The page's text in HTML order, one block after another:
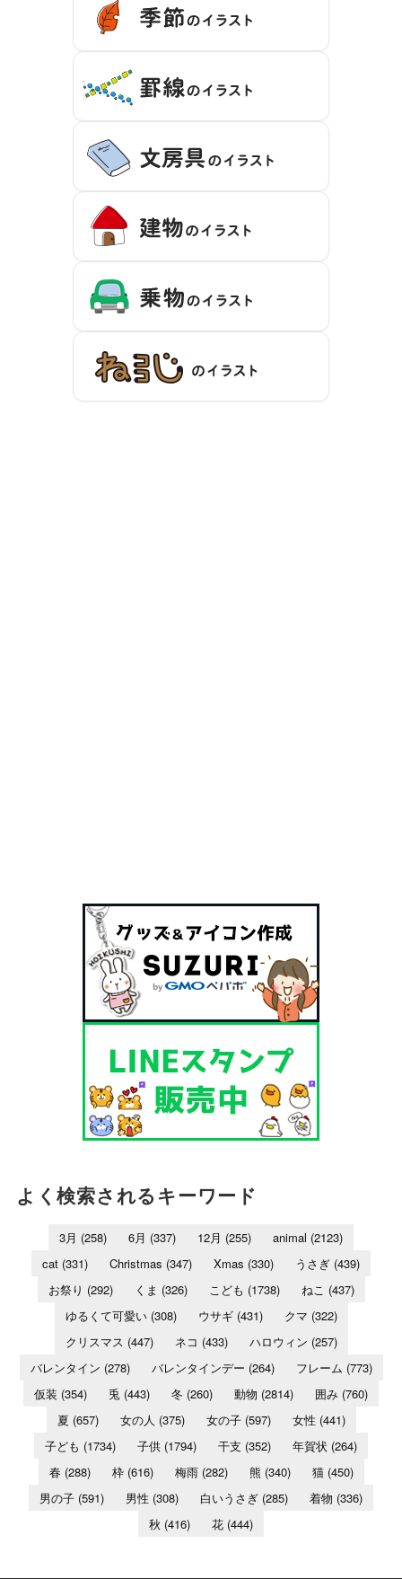
よく検索されるキーワード
3月 (258) 6月 (337) 12月 (255) animal (2123)
cat (331) Christmas (347) Xmas (330) うさぎ (439)
お祭り (292) くま (326) こども (1738) ねこ (437)
ゆるくて可愛い(308) ウサギ(431) クマ (322)
クリスマス (447) ネコ (433) ハロウィン (257)
バレンタイン (278) バレンタインデー (264) フレーム (773)
仮装 (354) 兎 (443) 冬 (260) 動物 (2814) 囲み (760)
夏 (657) 女の人 (375) 女の子(597) 女性 (441)
子ども (1734) 子供 (1794) 干支 (352) 年賀状 (264)
春(288) 枠(616) 梅雨(282) 熊 (340) 猫(450)
男の子 (591) 男性 (308) 白いうさぎ (285) 着物 (336)
秋 (416) 花 (444)